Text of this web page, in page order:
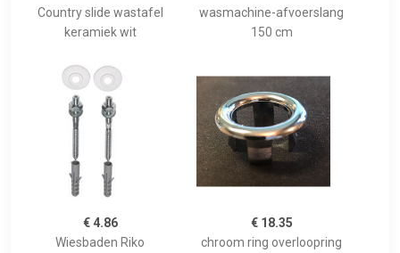
Country slide wastafel
keramiek wit
wasmachine-afvoerslang
150 cm
€ 4.86
Wiesbaden Riko
€ 18.35
chroom ring overloopring